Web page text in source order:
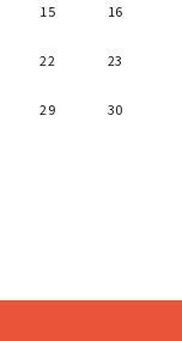
15 16
22 23
29 30